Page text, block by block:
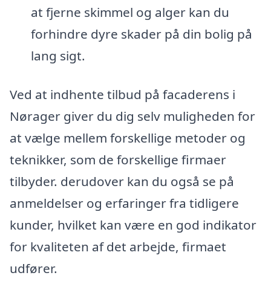
at fjerne skimmel og alger kan du
forhindre dyre skader på din bolig på
lang sigt.
Ved at indhente tilbud på facaderens i
Nørager giver du dig selv muligheden for
at vælge mellem forskellige metoder og
teknikker, som de forskellige firmaer
tilbyder. derudover kan du også se på
anmeldelser og erfaringer fra tidligere
kunder, hvilket kan være en god indikator
for kvaliteten af det arbejde, firmaet
udfører.